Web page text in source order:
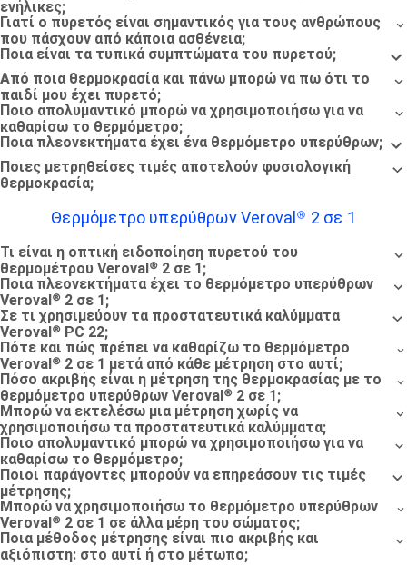
ενήλικες;
Γιατί ο πυρετός είναι σημαντικός για τους ανθρώπους
που πάσχουν από κάποια ασθένεια;
Ποια είναι τα τυπικά συμπτώματα του πυρετού;
Από ποια θερμοκρασία και πάνω μπορώ να πω ότι το
παιδί μου έχει πυρετό;
Ποιο απολυμαντικό μπορώ να χρησιμοποιήσω για να
καθαρίσω το θερμόμετρο;
Ποια πλεονεκτήματα έχει ένα θερμόμετρο υπερύθρων;
Ποιες μετρηθείσες τιμές αποτελούν φυσιολογική
θερμοκρασία;
Θερμόμετρο υπερύθρων Veroval® 2 σε 1
Τι είναι η οπτική ειδοποίηση πυρετού του
θερμομέτρου Veroval® 2 σε 1;
Ποια πλεονεκτήματα έχει το θερμόμετρο υπερύθρων
Veroval® 2 σε 1;
Σε τι χρησιμεύουν τα προστατευτικά καλύμματα
Veroval® PC 22;
Πότε και πώς πρέπει να καθαρίζω το θερμόμετρο
Veroval® 2 σε 1 μετά από κάθε μέτρηση στο αυτί;
Πόσο ακριβής είναι η μέτρηση της θερμοκρασίας με το
θερμόμετρο υπερύθρων Veroval® 2 σε 1;
Μπορώ να εκτελέσω μια μέτρηση χωρίς να
χρησιμοποιήσω τα προστατευτικά καλύμματα;
Ποιο απολυμαντικό μπορώ να χρησιμοποιήσω για να
καθαρίσω το θερμόμετρο;
Ποιοι παράγοντες μπορούν να επηρεάσουν τις τιμές
μέτρησης;
Μπορώ να χρησιμοποιήσω το θερμόμετρο υπερύθρων
Veroval® 2 σε 1 σε άλλα μέρη του σώματος;
Ποια μέθοδος μέτρησης είναι πιο ακριβής και
αξιόπιστη: στο αυτί ή στο μέτωπο;